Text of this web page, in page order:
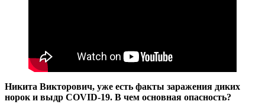
Никита Викторович, уже есть факты заражения диких
норок и выдр COVID-19. В чем основная опасность?